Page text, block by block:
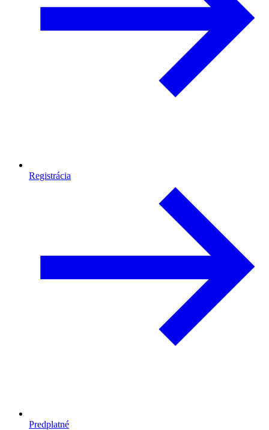
Registrácia
Predplatné